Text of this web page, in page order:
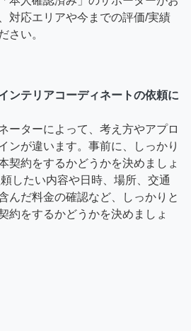
対応エリアや今までの評価/実績
さい。
ンテリアコーディネートの依頼に
ーターによって、考え方やアプロ
ンが違います。事前に、しっかり
契約をするかどうかを決めましょ
したい内容や日時、場所、交通
んだ料金の確認など、しっかりと
約をするかどうかを決めましょ